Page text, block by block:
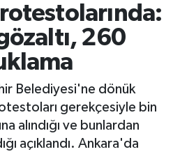
260
Belediyesi'ne dönük
gerekçesiyle bin
alındığı ve bunlardan
açıklandı. Ankara'da
Haritası
ve Fikstür